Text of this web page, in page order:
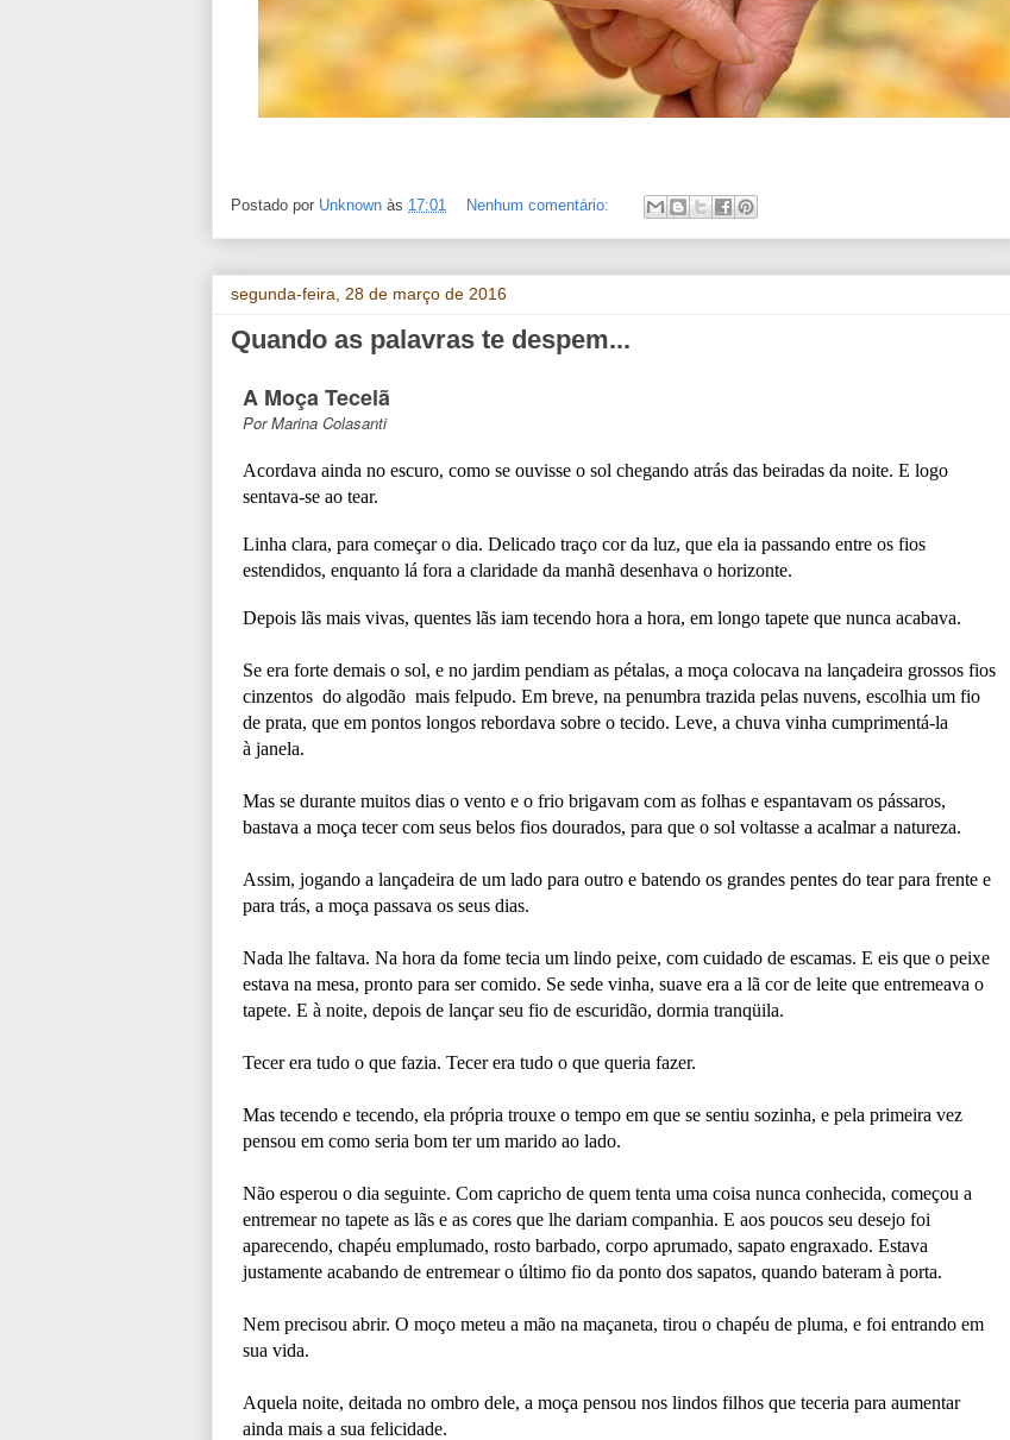
Postado por Unknown às 17:01 Nenhum comentário:
segunda-feira, 28 de março de 2016
Quando as palavras te despem...
A Moça Tecelã
Por Marina Colasanti
Acordava ainda no escuro, como se ouvisse o sol chegando atrás das beiradas da noite. E logo
sentava-se ao tear.
Linha clara, para começar o dia. Delicado traço cor da luz, que ela ia passando entre os fios
estendidos, enquanto lá fora a claridade da manhã desenhava o horizonte.
Depois lãs mais vivas, quentes lãs iam tecendo hora a hora, em longo tapete que nunca acabava.
Se era forte demais o sol, e no jardim pendiam as pétalas, a moça colocava na lançadeira grossos fios
cinzentos do algodão mais felpudo. Em breve, na penumbra trazida pelas nuvens, escolhia um fio
de prata, que em pontos longos rebordava sobre o tecido. Leve, a chuva vinha cumprimentá-la
à janela.
Mas se durante muitos dias o vento e o frio brigavam com as folhas e espantavam os pássaros,
bastava a moça tecer com seus belos fios dourados, para que o sol voltasse a acalmar a natureza.
Assim, jogando a lançadeira de um lado para outro e batendo os grandes pentes do tear para frente e
para trás, a moça passava os seus dias.
Nada lhe faltava. Na hora da fome tecia um lindo peixe, com cuidado de escamas. E eis que o peixe
estava na mesa, pronto para ser comido. Se sede vinha, suave era a lã cor de leite que entremeava o
tapete. E à noite, depois de lançar seu fio de escuridão, dormia tranqüila.
Tecer era tudo o que fazia. Tecer era tudo o que queria fazer.
Mas tecendo e tecendo, ela própria trouxe o tempo em que se sentiu sozinha, e pela primeira vez
pensou em como seria bom ter um marido ao lado.
Não esperou o dia seguinte. Com capricho de quem tenta uma coisa nunca conhecida, começou a
entremear no tapete as lãs e as cores que lhe dariam companhia. E aos poucos seu desejo foi
aparecendo, chapéu emplumado, rosto barbado, corpo aprumado, sapato engraxado. Estava
justamente acabando de entremear o último fio da ponto dos sapatos, quando bateram à porta.
Nem precisou abrir. O moço meteu a mão na maçaneta, tirou o chapéu de pluma, e foi entrando em
sua vida.
Aquela noite, deitada no ombro dele, a moça pensou nos lindos filhos que teceria para aumentar
ainda mais a sua felicidade.